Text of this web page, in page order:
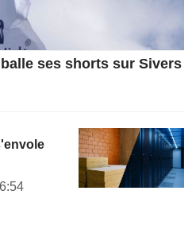
ses shorts sur Sivers